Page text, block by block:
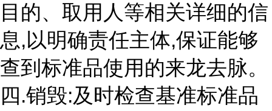
目的、取用人等相关详细的信
息,以明确责任主体,保证能够
查到标准品使用的来龙去脉。
四.销毁:及时检查基准标准品